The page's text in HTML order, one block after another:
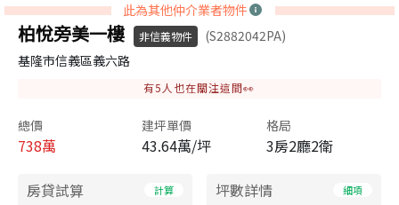
此為其他仲介業者物件
柏悅旁美一樓 非信義物件
(S2882042PA)
基隆市信義區義六路
有5 人也在關注這間👀
總價
738萬
建坪單價
43.64萬/坪
格局
3房2廳2衛
房貸試算 計算 坪數詳情 細項